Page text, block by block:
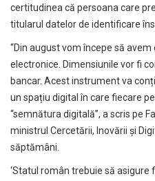
certitudinea că persoana care
titularul datelor de identificare
“Din august vom începe să
electronice. Dimensiunile vor fi
bancar. Acest instrument va
un spațiu digital în care fiecare
“semnătura digitală”, a scris pe
ministrul Cercetării, Inovării și
săptămâni.
‘Statul român trebuie să